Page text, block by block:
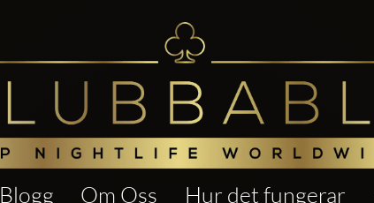
Blogg Om Oss Hur det fungerar